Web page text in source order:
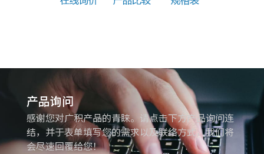
产品询问
感谢您对广积产品的青睐。请点击下方产品询问连
结，并于表单填写您的需求以及联络方式，我们将
会尽速回覆给您！